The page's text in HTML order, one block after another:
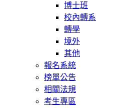
博士班
校內轉系
轉學
境外
其他
報名系統
榜單公告
相關法規
考生專區